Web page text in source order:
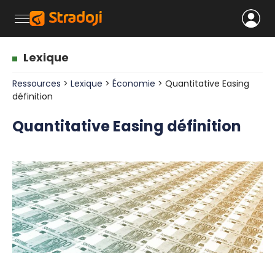
Lexique
Ressources > Lexique > Économie > Quantitative Easing
définition
Quantitative Easing définition